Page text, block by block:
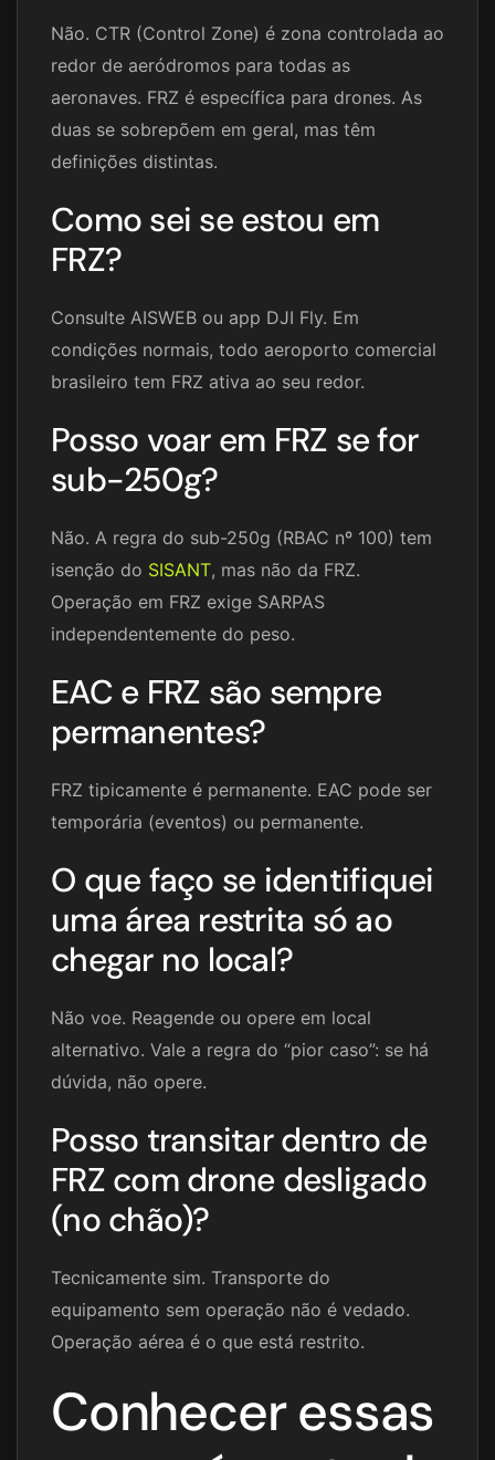
Não. CTR (Control Zone) é zona controlada ao
redor de aeródromos para todas as
aeronaves. FRZ é específica para drones. As
duas se sobrepõem em geral, mas têm
definições distintas.
Como sei se estou em
FRZ?
Consulte AISWEB ou app DJI Fly. Em
condições normais, todo aeroporto comercial
brasileiro tem FRZ ativa ao seu redor.
Posso voar em FRZ se for
sub-250g?
Não. A regra do sub-250g (RBAC nº 100) tem
isenção do SISANT, mas não da FRZ.
Operação em FRZ exige SARPAS
independentemente do peso.
EAC e FRZ são sempre
permanentes?
FRZ tipicamente é permanente. EAC pode ser
temporária (eventos) ou permanente.
O que faço se identifiquei
uma área restrita só ao
chegar no local?
Não voe. Reagende ou opere em local
alternativo. Vale a regra do “pior caso”: se há
dúvida, não opere.
Posso transitar dentro de
FRZ com drone desligado
(no chão)?
Tecnicamente sim. Transporte do
equipamento sem operação não é vedado.
Operação aérea é o que está restrito.
Conhecer essas